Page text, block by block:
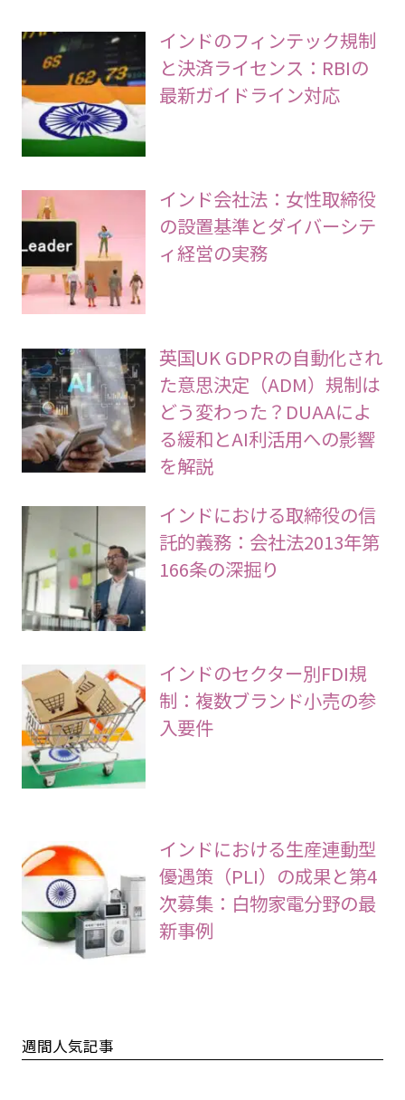
インドのフィンテック規制
と決済ライセンス：RBIの
最新ガイドライン対応
インド会社法：女性取締役
の設置基準とダイバーシテ
ィ経営の実務
英国UK GDPRの自動化され
た意思決定（ADM）規制は
どう変わった？DUAAによ
る緩和とAI利活用への影響
を解説
インドにおける取締役の信
託的義務：会社法2013年第
166条の深掘り
インドのセクター別FDI規
制：複数ブランド小売の参
入要件
インドにおける生産連動型
優遇策（PLI）の成果と第4
次募集：白物家電分野の最
新事例
週間人気記事